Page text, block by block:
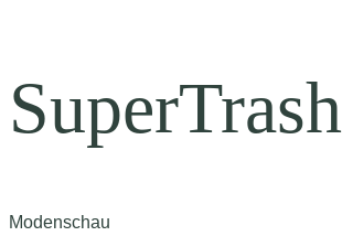
SuperTrash
Modenschau